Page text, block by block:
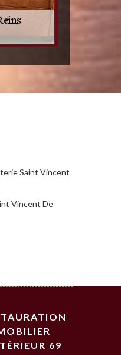
Saint Vincent
Vincent De
69